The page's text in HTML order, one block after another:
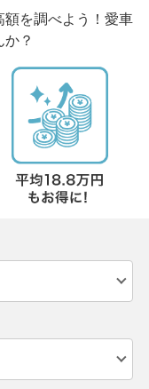
額を調べよう！愛車
？